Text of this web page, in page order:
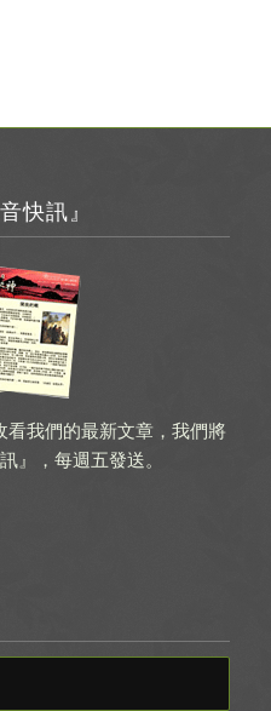
快訊』
看我們的最新文章，我們將
』，每週五發送。